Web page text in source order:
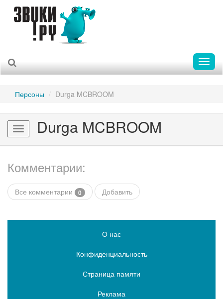
Персоны Durga MCBROOM
Toggle
navigation
Durga MCBROOM
Комментарии:
Все комментарии 0 Добавить
О нас
Конфиденциальность
Страница памяти
Реклама